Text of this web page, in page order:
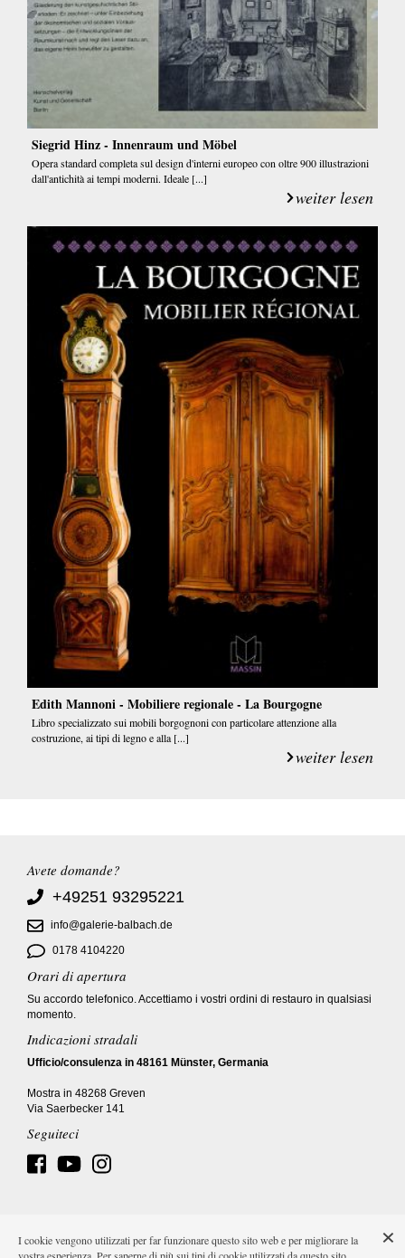
Siegrid Hinz - Innenraum und Möbel
Opera standard completa sul design d'interni europeo con oltre 900 illustrazioni
dall'antichità ai tempi moderni. Ideale [...]
weiter lesen
Edith Mannoni - Mobiliere regionale - La Bourgogne
Libro specializzato sui mobili borgognoni con particolare attenzione alla
costruzione, ai tipi di legno e alla [...]
weiter lesen
Avete domande?
+49251 93295221
info@galerie-balbach.de
0178 4104220
Orari di apertura
Su accordo telefonico. Accettiamo i vostri ordini di restauro in qualsiasi
momento.
Indicazioni stradali
Ufficio/consulenza in 48161 Münster, Germania
Mostra in 48268 Greven
Via Saerbecker 141
Seguiteci
Impronta AGB Protezione dei dati Costi di spedizione
I cookie vengono utilizzati per far funzionare questo sito web e per migliorare la